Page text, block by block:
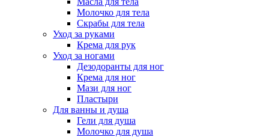
Молочко для тела
Скрабы для тела
Уход за руками
Крема для рук
Уход за ногами
Дезодоранты для ног
Крема для ног
Мази для ног
Пластыри
Для ванны и душа
Гели для душа
Молочко для душа